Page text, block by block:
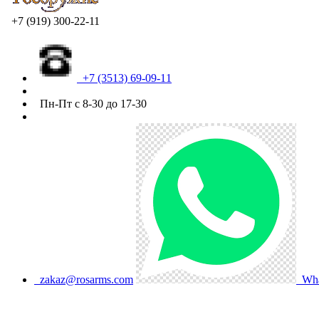
+7 (919) 300-22-11
+7 (3513) 69-09-11
Пн-Пт с 8-30 до 17-30
zakaz@rosarms.com